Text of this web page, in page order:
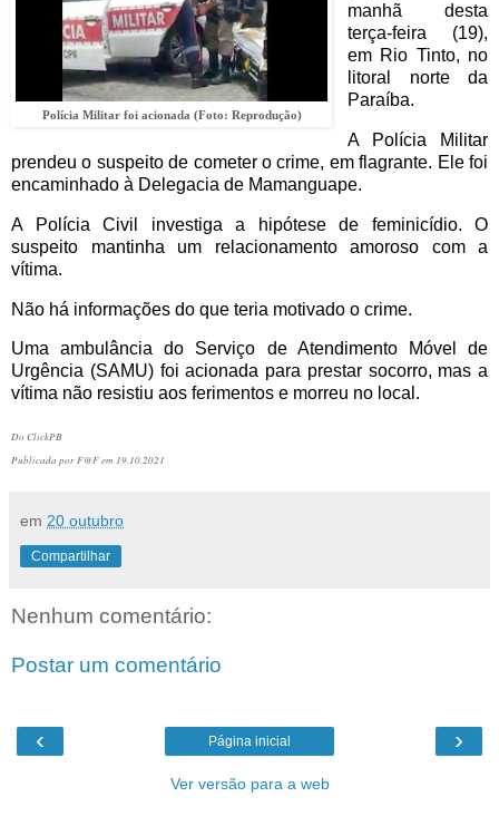
Polícia Militar foi acionada (Foto: Reprodução)
manhã desta
terça-feira (19),
em Rio Tinto, no
litoral norte da
Paraíba.
A Polícia Militar
prendeu o suspeito de cometer o crime, em flagrante. Ele foi
encaminhado à Delegacia de Mamanguape.
A Polícia Civil investiga a hipótese de feminicídio. O
suspeito mantinha um relacionamento amoroso com a
vítima.
Não há informações do que teria motivado o crime.
Uma ambulância do Serviço de Atendimento Móvel de
Urgência (SAMU) foi acionada para prestar socorro, mas a
vítima não resistiu aos ferimentos e morreu no local.
Do ClickPB
Publicada por F@F em 19.10.2021
em 20 outubro
Compartilhar
Nenhum comentário:
Postar um comentário
‹ ›
Página inicial
Ver versão para a web